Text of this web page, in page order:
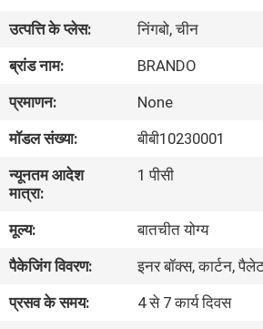
हमारे
बारे
में
कारखाने
का
गुणवत्ता
नियंत्रण
उत्पत्ति के प्लेस:
निंगबो, चीन
ब्रांड नाम:
BRANDO
प्रमाणन:
None
मॉडल संख्या:
बीबी10230001
न्यूनतम आदेश
मात्रा:
1 पीसी
मूल्य:
बातचीत योग्य
पैकेजिंग विवरण:
इनर बॉक्स, कार्टन,
प्रसव के समय:
4 से 7 कार्य दिवस